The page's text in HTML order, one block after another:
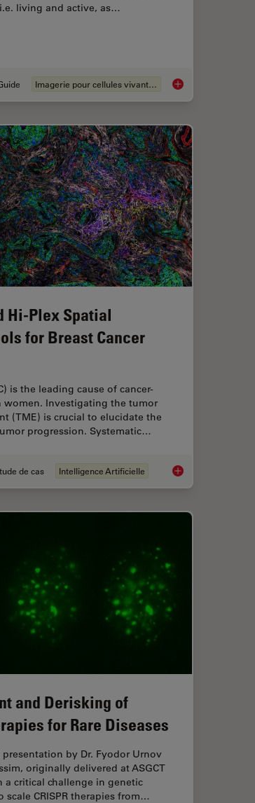
in Ghent
living and active, as…
Imagerie pour cellules vivantes Guide to Live-Cell
Industries
Hi-Plex Spatial
for Breast Cancer
is the leading cause of cancer-
women. Investigating the tumor
(TME) is crucial to elucidate the
progression. Systematic…
de cas Intelligence Artificielle AI-Powered Hi-Plex
and Derisking of
for Rare Diseases
by Dr. Fyodor Urnov
originally delivered at ASGCT
a critical challenge in genetic
scale CRISPR therapies from…